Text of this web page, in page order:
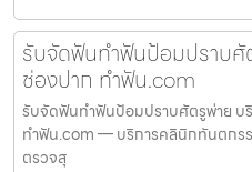
รับจัดฟันทำฟันป้อมปราบศั
ช่องปาก ทำฟัน.com
รับจัดฟันทำฟันป้อมปราบศัตรูพ่าย บ
ทำฟัน.com — บริการคลินิกทันตกร
ตรวจสุ